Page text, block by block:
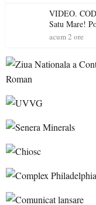
VIDEO. COD ROȘU. Zeci de
Satu Mare!
pentru a salva
acum 2 ore